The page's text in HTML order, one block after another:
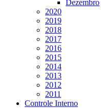
Dezembro
2020
2019
2018
2017
2016
2015
2014
2013
2012
2011
Controle Interno